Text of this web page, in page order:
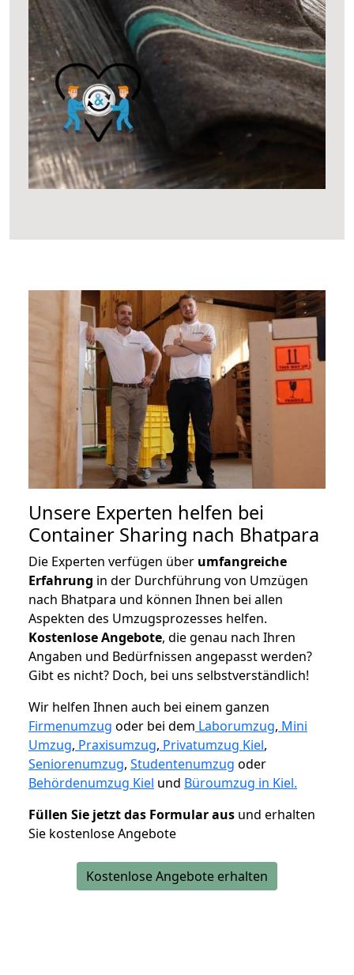
Unsere Experten helfen bei
Container Sharing nach Bhatpara
Die Experten verfügen über umfangreiche
Erfahrung in der Durchführung von Umzügen
nach Bhatpara und können Ihnen bei allen
Aspekten des Umzugsprozesses helfen.
Kostenlose Angebote, die genau nach Ihren
Angaben und Bedürfnissen angepasst werden?
Gibt es nicht? Doch, bei uns selbstverständlich!
Wir helfen Ihnen auch bei einem ganzen
Firmenumzug oder bei dem Laborumzug, Mini
Umzug, Praxisumzug, Privatumzug Kiel,
Seniorenumzug, Studentenumzug oder
Behördenumzug Kiel und Büroumzug in Kiel.
Füllen Sie jetzt das Formular aus und erhalten
Sie kostenlose Angebote
Kostenlose Angebote erhalten